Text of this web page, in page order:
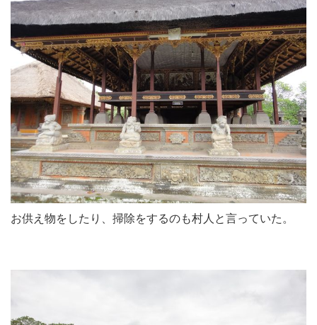
お供え物をしたり、掃除をするのも村人と言っていた。